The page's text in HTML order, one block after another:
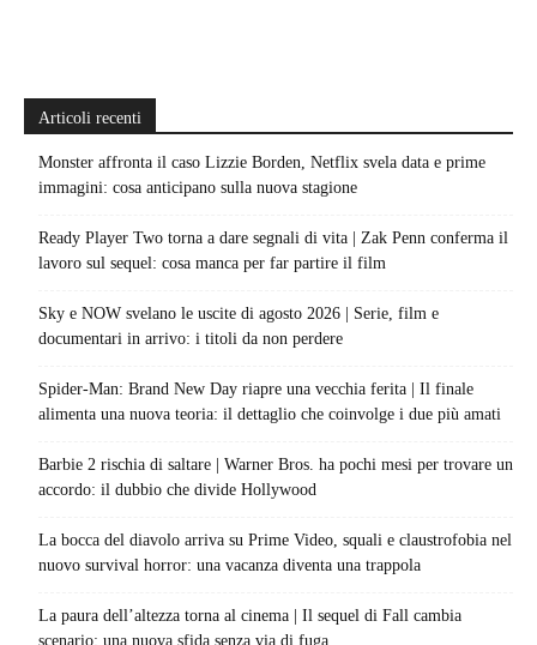
Articoli recenti
Monster affronta il caso Lizzie Borden, Netflix svela data e prime
immagini: cosa anticipano sulla nuova stagione
Ready Player Two torna a dare segnali di vita | Zak Penn conferma il
lavoro sul sequel: cosa manca per far partire il film
Sky e NOW svelano le uscite di agosto 2026 | Serie, film e
documentari in arrivo: i titoli da non perdere
Spider-Man: Brand New Day riapre una vecchia ferita | Il finale
alimenta una nuova teoria: il dettaglio che coinvolge i due più amati
Barbie 2 rischia di saltare | Warner Bros. ha pochi mesi per trovare un
accordo: il dubbio che divide Hollywood
La bocca del diavolo arriva su Prime Video, squali e claustrofobia nel
nuovo survival horror: una vacanza diventa una trappola
La paura dell’altezza torna al cinema | Il sequel di Fall cambia
scenario: una nuova sfida senza via di fuga